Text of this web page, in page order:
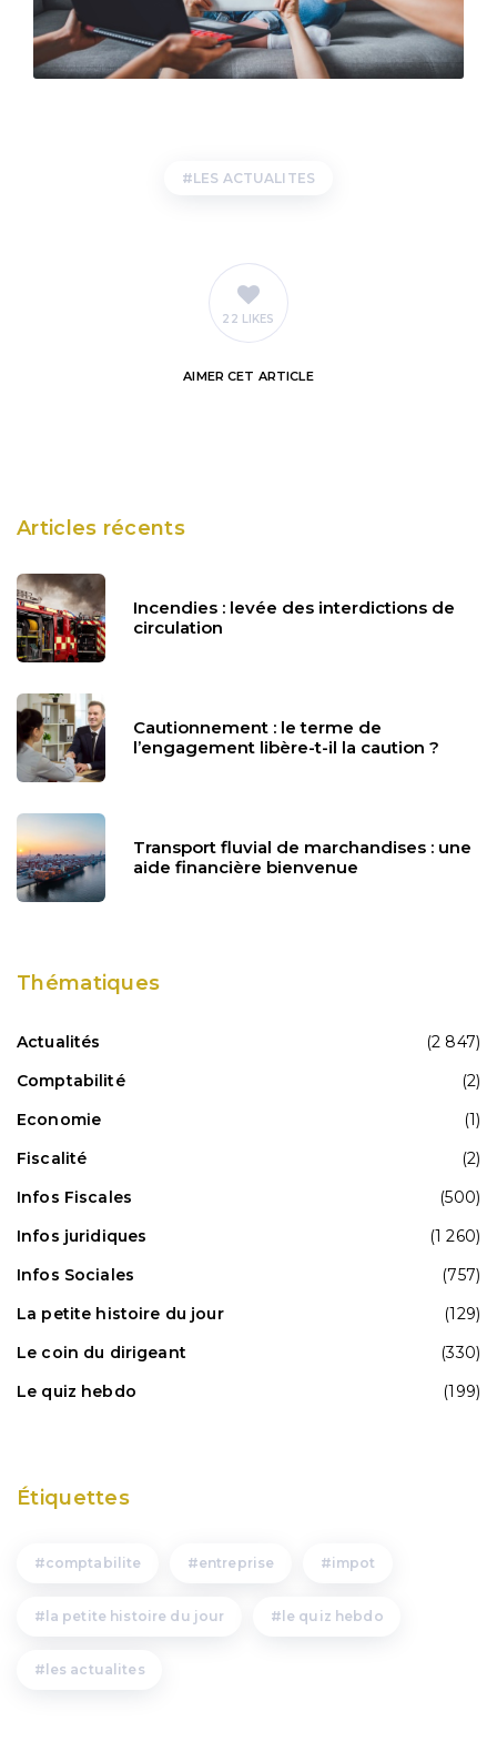
LES ACTUALITES
22 LIKES
AIMER CET ARTICLE
Articles récents
Incendies : levée des interdictions de
circulation
Cautionnement : le terme de
l’engagement libère-t-il la caution ?
Transport fluvial de marchandises : une
aide financière bienvenue
Thématiques
Actualités
(2 847)
Comptabilité
(2)
Economie
(1)
Fiscalité
(2)
Infos Fiscales
(500)
Infos juridiques
(1 260)
Infos Sociales
(757)
La petite histoire du jour
(129)
Le coin du dirigeant
(330)
Le quiz hebdo
(199)
Étiquettes
comptabilite entreprise impot
la petite histoire du jour le quiz hebdo
les actualites